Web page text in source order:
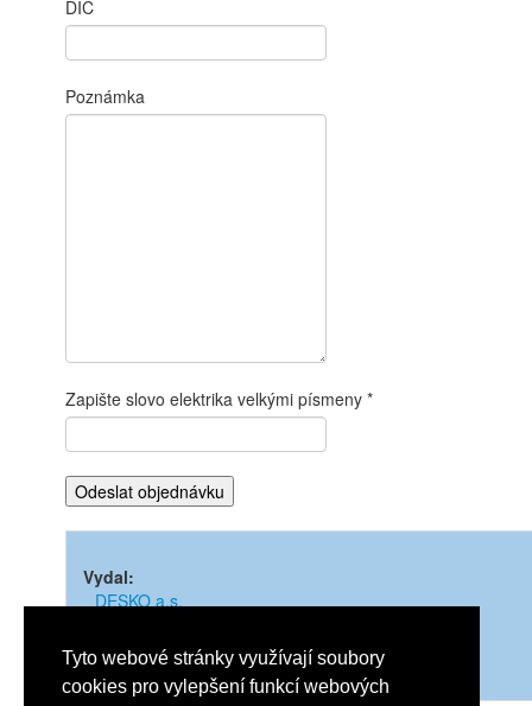
Tyto webové stránky využívají soubory
cookies pro vylepšení funkcí webových
DIČ
Poznámka
Zapište slovo elektrika velkými písmeny
Vydal:
DESKO a.s.
2024